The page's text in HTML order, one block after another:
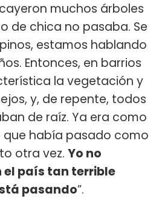
muchos árboles
de chica no pasaba. Se
estamos hablando
Entonces, en barrios
la vegetación y
y, de repente, todos
de raíz. Ya era como
había pasado como
otra vez. Yo no
el país tan terrible
pasando”.